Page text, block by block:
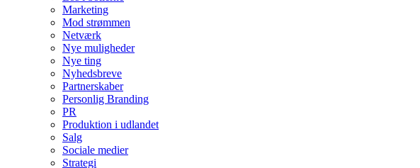
Marketing
Mod strømmen
Netværk
Nye muligheder
Nye ting
Nyhedsbreve
Partnerskaber
Personlig Branding
PR
Produktion i udlandet
Salg
Sociale medier
Strategi